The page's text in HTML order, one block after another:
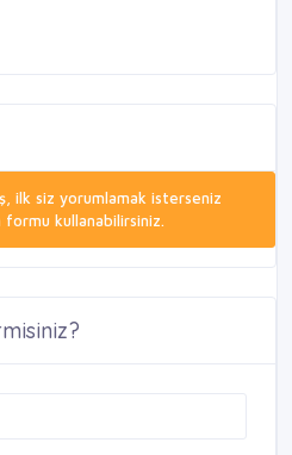
ilk siz yorumlamak isterseniz
formu kullanabilirsiniz.